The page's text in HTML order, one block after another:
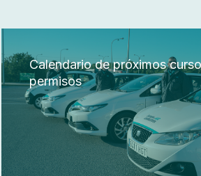
Calendario de próximos
permisos